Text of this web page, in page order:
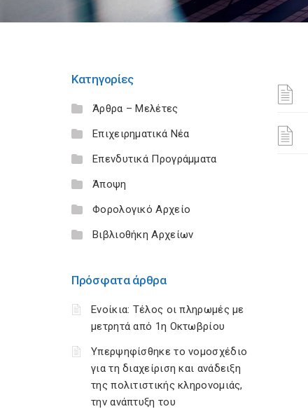
Κατηγορίες
Άρθρα – Μελέτες
Επιχειρηματικά Νέα
Επενδυτικά Προγράμματα
Άποψη
Φορολογικό Αρχείο
Βιβλιοθήκη Αρχείων
Πρόσφατα άρθρα
Ενοίκια: Τέλος οι πληρωμές με
μετρητά από 1η Οκτωβρίου
Υπερψηφίσθηκε το νομοσχέδιο
για τη διαχείριση και ανάδειξη
της πολιτιστικής κληρονομιάς,
την ανάπτυξη του